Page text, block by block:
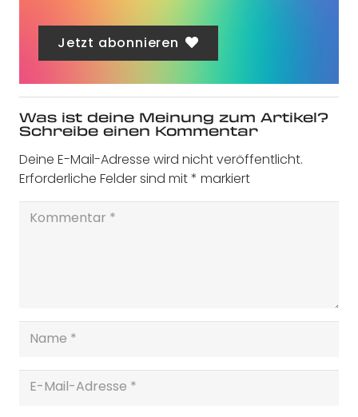
Jetzt abonnieren
Was ist deine Meinung zum Artikel?
Schreibe einen Kommentar
Deine E-Mail-Adresse wird nicht veröffentlicht.
Erforderliche Felder sind mit* markiert